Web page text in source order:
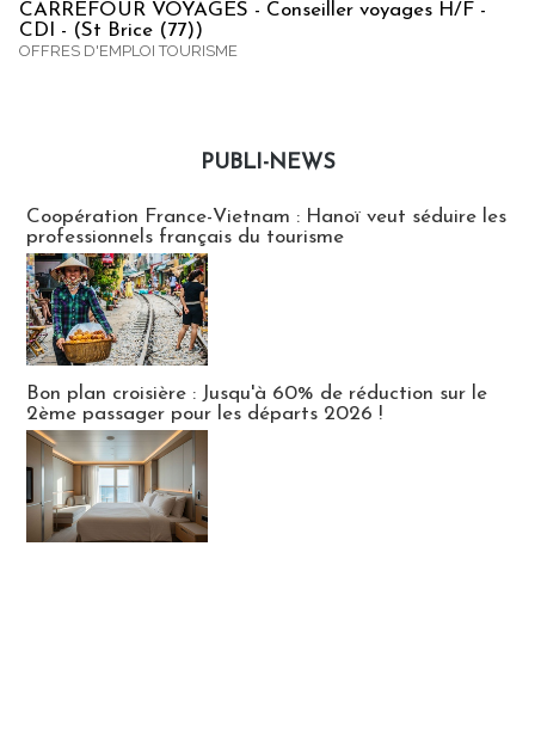
CARREFOUR VOYAGES - Conseiller voyages H/F -
CDI - (St Brice (77))
OFFRES D'EMPLOI TOURISME
PUBLI-NEWS
Coopération France-Vietnam : Hanoï veut séduire les
professionnels français du tourisme
Bon plan croisière : Jusqu'à 60% de réduction sur le
2ème passager pour les départs 2026 !